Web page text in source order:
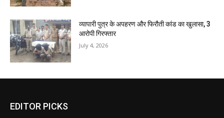
व्यापारी पुत्र के अपहरण और फिरौती कांड का खुलासा, 3
आरोपी गिरफ्तार
July 4, 2026
EDITOR PICKS